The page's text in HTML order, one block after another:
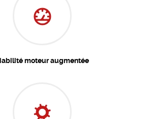
moteur augmentée